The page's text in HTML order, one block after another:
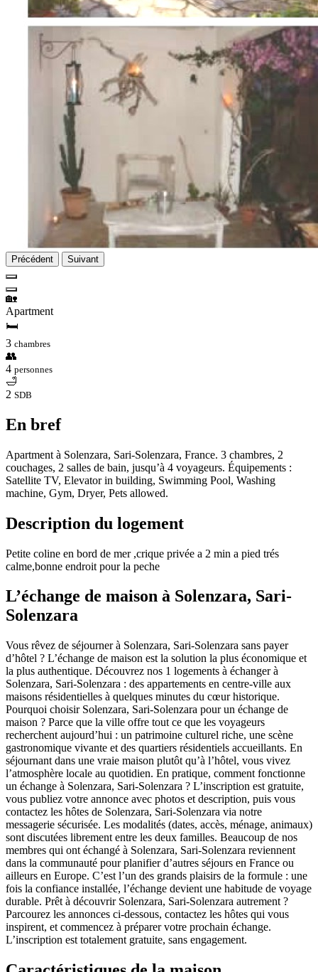
Précédent Suivant
🏡
Apartment
🛏
3 chambres
👥
4 personnes
🛁
2 SDB
En bref
Apartment à Solenzara, Sari-Solenzara, France. 3 chambres, 2
couchages, 2 salles de bain, jusqu’à 4 voyageurs. Équipements :
Satellite TV, Elevator in building, Swimming Pool, Washing
machine, Gym, Dryer, Pets allowed.
Description du logement
Petite coline en bord de mer ,crique privée a 2 min a pied trés
calme,bonne endroit pour la peche
L’échange de maison à Solenzara, Sari-
Solenzara
Vous rêvez de séjourner à Solenzara, Sari-Solenzara sans payer
d’hôtel ? L’échange de maison est la solution la plus économique et
la plus authentique. Découvrez nos 1 logements à échanger à
Solenzara, Sari-Solenzara : des appartements en centre-ville aux
maisons résidentielles à quelques minutes du cœur historique.
Pourquoi choisir Solenzara, Sari-Solenzara pour un échange de
maison ? Parce que la ville offre tout ce que les voyageurs
recherchent aujourd’hui : un patrimoine culturel riche, une scène
gastronomique vivante et des quartiers résidentiels accueillants. En
séjournant dans une vraie maison plutôt qu’à l’hôtel, vous vivez
l’atmosphère locale au quotidien. En pratique, comment fonctionne
un échange à Solenzara, Sari-Solenzara ? L’inscription est gratuite,
vous publiez votre annonce avec photos et description, puis vous
contactez les hôtes de Solenzara, Sari-Solenzara via notre
messagerie sécurisée. Les modalités (dates, accès, ménage, animaux)
sont discutées librement entre les deux familles. Beaucoup de nos
membres qui ont échangé à Solenzara, Sari-Solenzara reviennent
dans la communauté pour planifier d’autres séjours en France ou
ailleurs en Europe. C’est l’un des grands plaisirs de la formule : une
fois la confiance installée, l’échange devient une habitude de voyage
durable. Prêt à découvrir Solenzara, Sari-Solenzara autrement ?
Parcourez les annonces ci-dessous, contactez les hôtes qui vous
inspirent, et commencez à préparer votre prochain échange.
L’inscription est totalement gratuite, sans engagement.